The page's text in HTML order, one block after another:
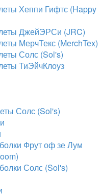
Хеппи Гифтс (Happy
ДжейЭРСи (JRC)
МерчТекс (MerchTex)
Солс (Sol's)
ТиЭйчКлоуз
Солс (Sol's)
Фрут оф зе Лум
Солс (Sol's)